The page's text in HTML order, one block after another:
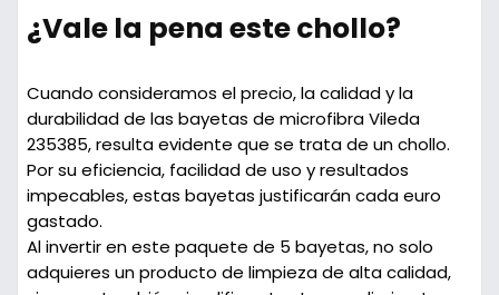
¿Vale la pena este chollo?
Cuando consideramos el precio, la calidad y la
durabilidad de las bayetas de microfibra Vileda
235385, resulta evidente que se trata de un chollo.
Por su eficiencia, facilidad de uso y resultados
impecables, estas bayetas justificarán cada euro
gastado.
Al invertir en este paquete de 5 bayetas, no solo
adquieres un producto de limpieza de alta calidad,